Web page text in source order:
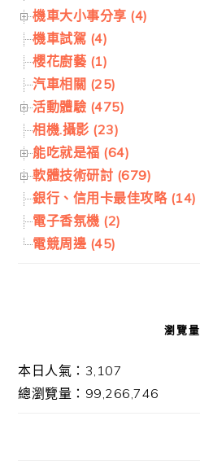
機車大小事分享 (4)
機車試駕 (4)
櫻花廚藝 (1)
汽車相關 (25)
活動體驗 (475)
相機.攝影 (23)
能吃就是福 (64)
軟體技術研討 (679)
銀行、信用卡最佳攻略 (14)
電子香氛機 (2)
電競周邊 (45)
瀏覽量
本日人氣：3,107
總瀏覽量：99,266,746